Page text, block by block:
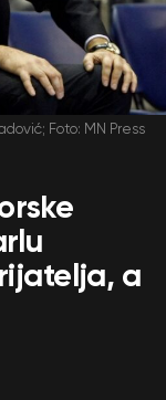
Foto: MN Press
a